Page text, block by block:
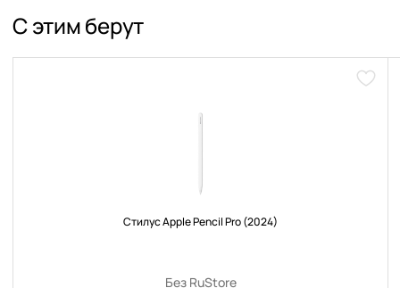
С этим берут
Стилус Apple Pencil Pro (2024)
Без RuStore